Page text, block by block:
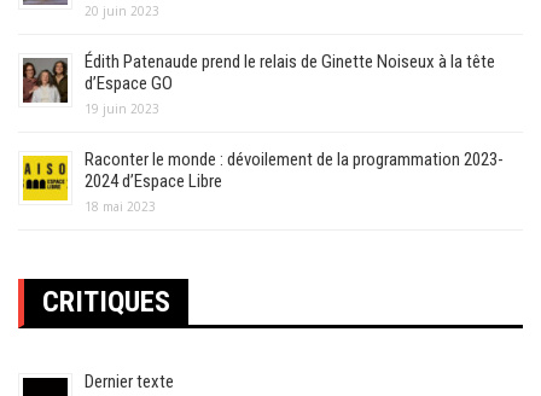
20 juin 2023
Édith Patenaude prend le relais de Ginette Noiseux à la tête
d’Espace GO
19 juin 2023
Raconter le monde : dévoilement de la programmation 2023-
2024 d’Espace Libre
18 mai 2023
CRITIQUES
Dernier texte